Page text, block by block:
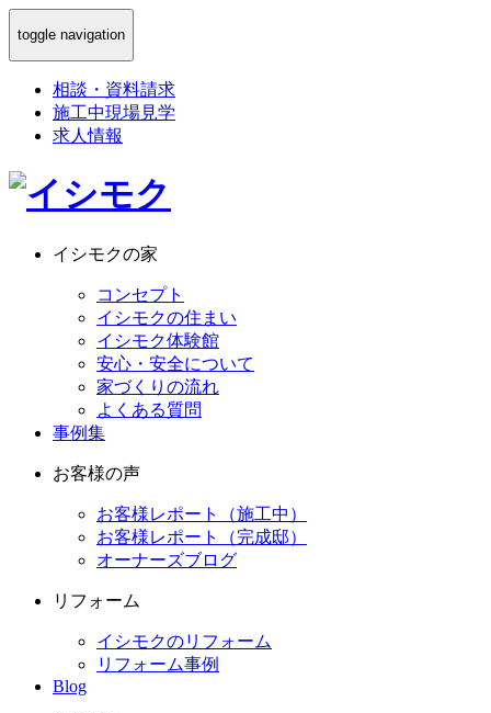
toggle navigation
相談 ・ 資料請求
施工中現場見学
求人情報
イシモクの家
コンセプト
イシモクの住まい
イシモク体験館
安心・安全について
家づくりの流れ
よくある質問
事例集
お客様の声
お客様レポート（施工中）
お客様レポート（完成邸）
オーナーズブログ
リフォーム
イシモクのリフォーム
リフォーム事例
Blog